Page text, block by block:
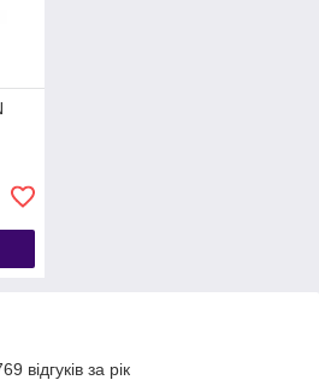
відгуків за рік